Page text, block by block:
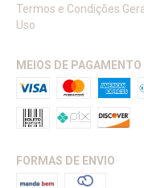
Termos e Condições
Uso
MEIOS DE PAGAMENTO
FORMAS DE ENVIO